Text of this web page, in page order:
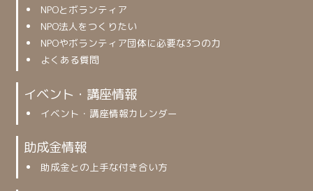
NPOとボランティア
NPO法人をつくりたい
NPOやボランティア団体に必要な3つの力
よくある質問
イベント・講座情報
イベント・講座情報カレンダー
助成金情報
助成金との上手な付き合い方